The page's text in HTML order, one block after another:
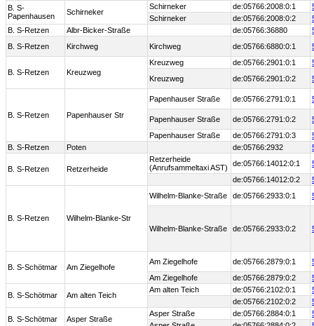
B. S-
Papenhausen
Schirneker
Schirneker de:05766:2008:0:1
Schirneker
de:05766:2008:0:2
B. S-Retzen
Albr-Bicker-Straße de:05766:36880
B. S-Retzen
Kirchweg Kirchweg de:05766:6880:0:1
B. S-Retzen Kreuzweg
Kreuzweg de:05766:2901:0:1
Kreuzweg
de:05766:2901:0:2
B. S-Retzen Papenhauser Str
Papenhauser Straße de:05766:2791:0:1
Papenhauser Straße de:05766:2791:0:2
Papenhauser Straße
de:05766:2791:0:3
B. S-Retzen
Poten de:05766:2932
B. S-Retzen Retzerheide
Retzerheide
(Anrufsammeltaxi AST)
de:05766:14012:0:1
de:05766:14012:0:2
B. S-Retzen Wilhelm-Blanke-Str
Wilhelm-Blanke-Straße de:05766:2933:0:1
Wilhelm-Blanke-Straße de:05766:2933:0:2
B. S-Schötmar Am Ziegelhofe
Am Ziegelhofe de:05766:2879:0:1
Am Ziegelhofe
de:05766:2879:0:2
B. S-Schötmar Am alten Teich
Am alten Teich de:05766:2102:0:1
de:05766:2102:0:2
B. S-Schötmar Asper Straße
Asper Straße de:05766:2884:0:1